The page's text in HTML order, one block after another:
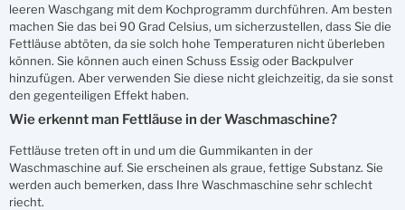
leeren Waschgang mit dem Kochprogramm durchführen. Am besten
machen Sie das bei 90 Grad Celsius, um sicherzustellen, dass Sie die
Fettläuse abtöten, da sie solch hohe Temperaturen nicht überleben
können. Sie können auch einen Schuss Essig oder Backpulver
hinzufügen. Aber verwenden Sie diese nicht gleichzeitig, da sie sonst
den gegenteiligen Effekt haben.
Wie erkennt man Fettläuse in der Waschmaschine?
Fettläuse treten oft in und um die Gummikanten in der
Waschmaschine auf. Sie erscheinen als graue, fettige Substanz. Sie
werden auch bemerken, dass Ihre Waschmaschine sehr schlecht
riecht.